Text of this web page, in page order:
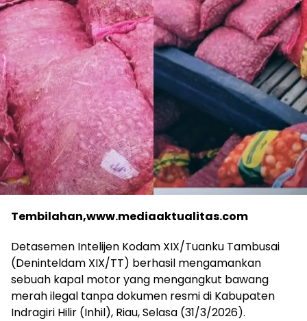
Tembilahan,www.mediaaktualitas.com
Detasemen Intelijen Kodam XIX/Tuanku Tambusai
(Deninteldam XIX/TT) berhasil mengamankan
sebuah kapal motor yang mengangkut bawang
merah ilegal tanpa dokumen resmi di Kabupaten
Indragiri Hilir (Inhil), Riau, Selasa (31/3/2026).